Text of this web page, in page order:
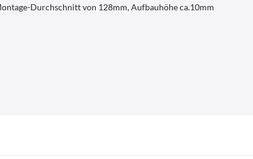
Durchschnitt von 128mm, Aufbauhöhe ca.10mm